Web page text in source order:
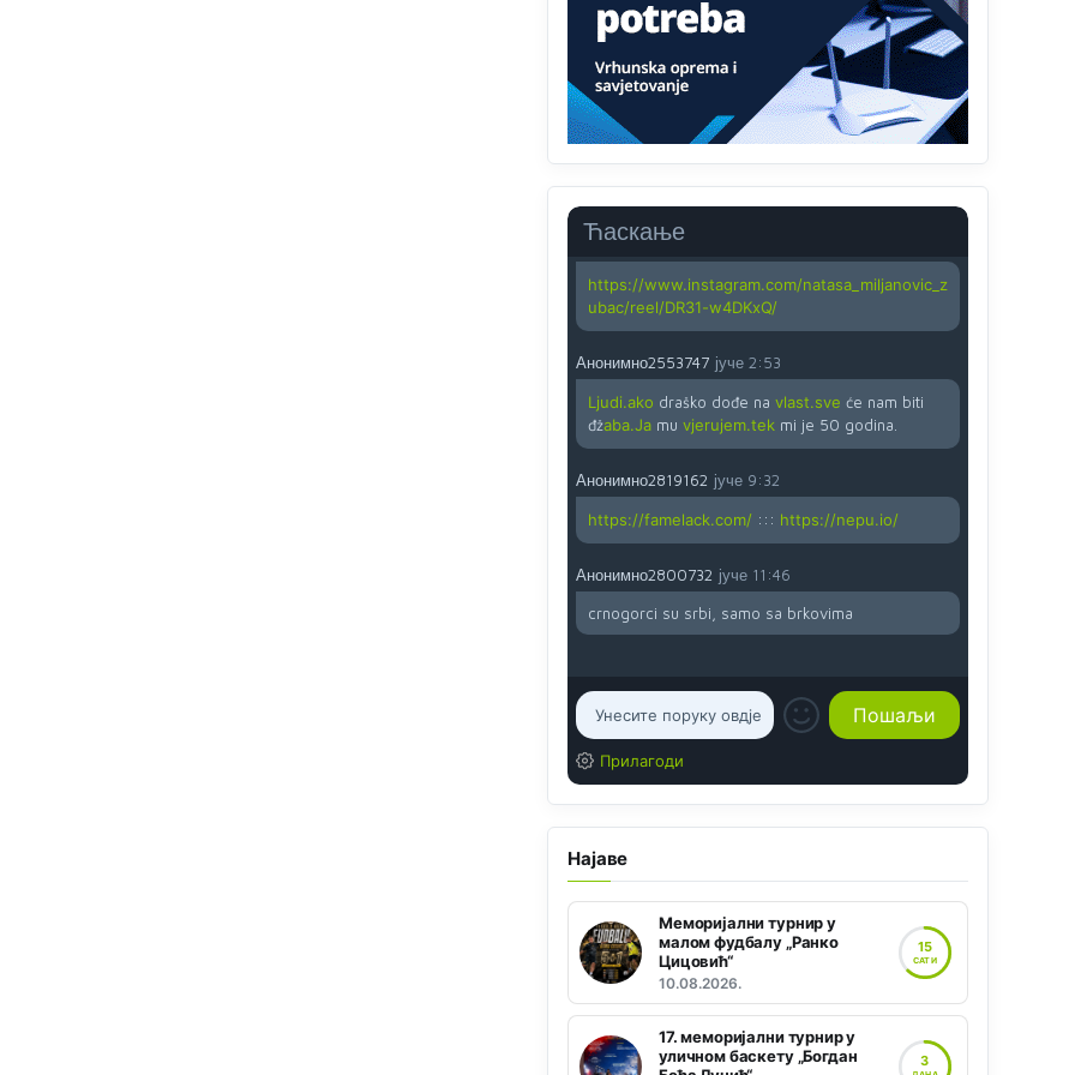
Ћаскање
Анонимно2818605
Ovo pravilo jeste unijelo opravdan strah,
posebno kada su u pitanju starije osobe, osobe
sa slabijim vidom ili drhtavom rukom
Анонимно2819033 јуче
danas su coravi biraci.
Анонимно2819162
https://www.instagram.com/natasa_miljanovic_z
ubac/reel/DR31-w4DKxQ/
Анонимно2553747 јуче 2:53
Ljudi.ako draško dođe na vlast.sve će nam biti
đžaba.Jamu vjerujem.tek mi je 50 godina.
Анонимно2819162 јуче 9:32
https://famelack.com/ ::: https://nepu.io/
Анонимно2800732 јуче 11:46
crnogorci su srbi, samo sa brkovima
Прилагоди
Најаве
Меморијални турнир у
малом фудбалу „Ранко
Цицовић“
10.08.2026.
15
САТИ
17. меморијални турнир у
уличном баскету „Богдан
3